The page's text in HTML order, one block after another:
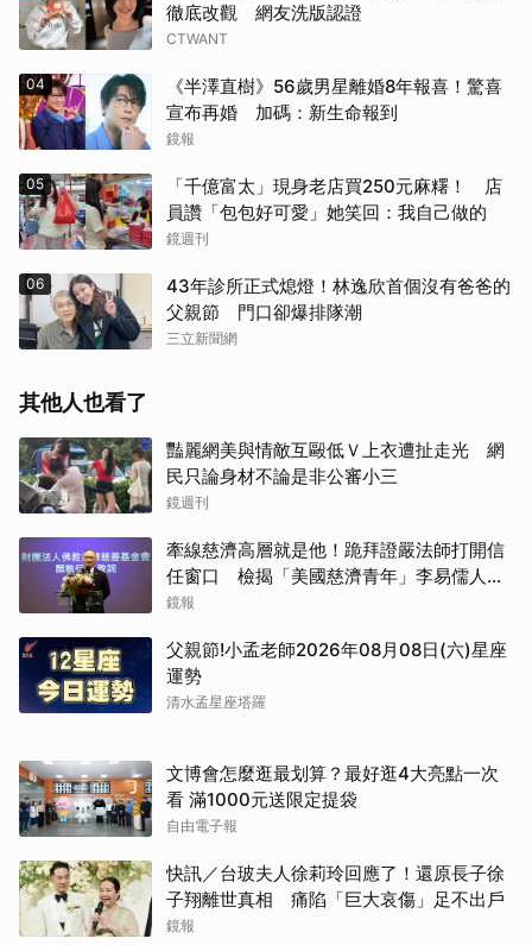
徹底改觀 網友洗版認證
CTWANT
04
《半澤直樹》56歲男星離婚8年報喜！驚喜
宣布再婚 加碼：新生命報到
鏡報
05
「千億富太」現身老店買250元麻糬！ 店
員讚「包包好可愛」她笑回：我自己做的
鏡週刊
06
43年診所正式熄燈！林逸欣首個沒有爸爸的
父親節 門口卻爆排隊潮
三立新聞網
其他人也看了
豔麗網美與情敵互毆低Ｖ上衣遭扯走光 網
民只論身材不論是非公審小三
鏡週刊
牽線慈濟高層就是他！跪拜證嚴法師打開信
任窗口 檢揭「美國慈濟青年」李易儒人脈
網絡
鏡報
父親節!小孟老師2026年08月08日(六)星座
運勢
清水孟星座塔羅
文博會怎麼逛最划算？最好逛4大亮點一次
看 滿1000元送限定提袋
自由電子報
快訊／台玻夫人徐莉玲回應了！還原長子徐
子翔離世真相 痛陷「巨大哀傷」足不出戶
鏡報